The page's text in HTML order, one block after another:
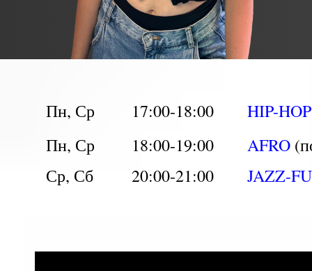
Пн, Ср 17:00-18:00
HIP-
Пн, Ср
18:00-19:00 AFRO
Ср, Сб
20:00-21:00 JAZZ-